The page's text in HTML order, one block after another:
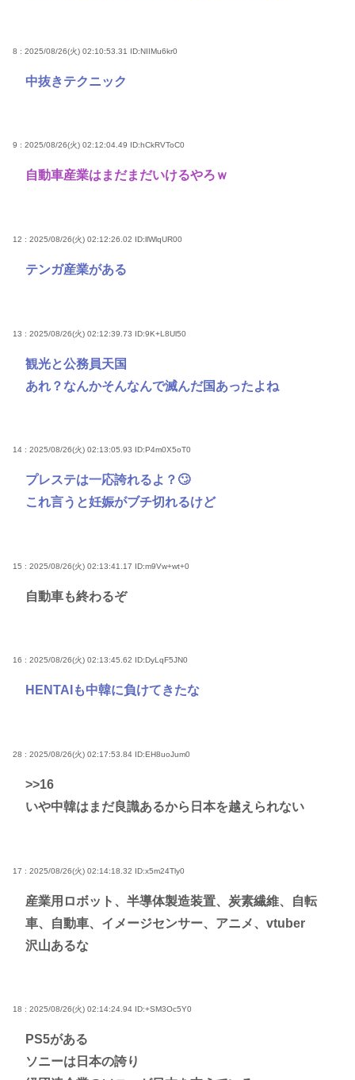
8 : 2025/08/26(火) 02:10:53.31 ID:NIIMu6kr0
中抜きテクニック
9 : 2025/08/26(火) 02:12:04.49 ID:hCkRVToC0
自動車産業はまだまだいけるやろｗ
12 : 2025/08/26(火) 02:12:26.02 ID:llWlqUR00
テンガ産業がある
13 : 2025/08/26(火) 02:12:39.73 ID:9K+L8Ul50
観光と公務員天国
あれ？なんかそんなんで滅んだ国あったよね
14 : 2025/08/26(火) 02:13:05.93 ID:P4m0X5oT0
プレステは一応誇れるよ？🙄
これ言うと妊娠がブチ切れるけど
15 : 2025/08/26(火) 02:13:41.17 ID:m9Vw+wt+0
自動車も終わるぞ
16 : 2025/08/26(火) 02:13:45.62 ID:DyLqF5JN0
HENTAIも中韓に負けてきたな
28 : 2025/08/26(火) 02:17:53.84 ID:EH8uoJum0
>>16
いや中韓はまだ良識あるから日本を越えられない
17 : 2025/08/26(火) 02:14:18.32 ID:x5m24Tly0
産業用ロボット、半導体製造装置、炭素繊維、自転
車、自動車、イメージセンサー、アニメ、vtuber
沢山あるな
18 : 2025/08/26(火) 02:14:24.94 ID:+SM3Oc5Y0
PS5がある
ソニーは日本の誇り